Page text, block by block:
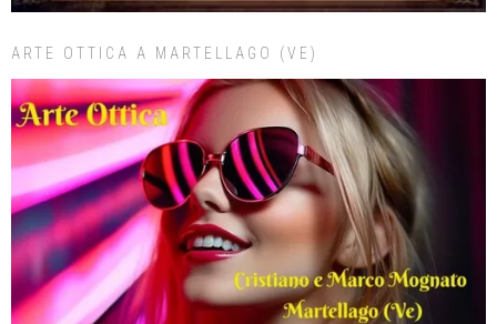
ARTE OTTICA A MARTELLAGO (VE)